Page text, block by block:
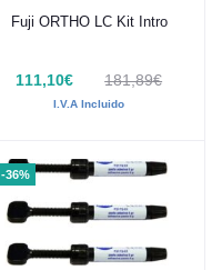
Añadir al carrito
Fuji ORTHO LC Kit Intro
111,10€ 181,89€
I.V.A Incluido
-36%